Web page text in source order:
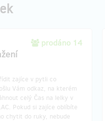
prodáno 14
zajíce v pytli co
Vám odkaz, na kterém
celý Čas na lelky v
Pokud si zajíce oblíbíte
chytit do ruky, nebude